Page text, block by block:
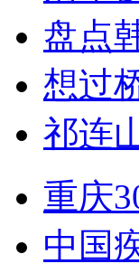
盘点
想过
祁连
重庆
中国